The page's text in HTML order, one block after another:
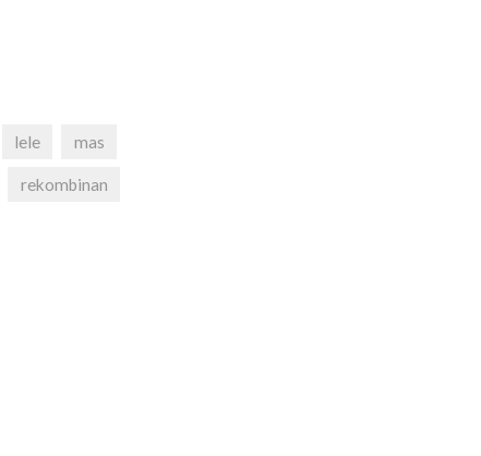
lele mas
rekombinan